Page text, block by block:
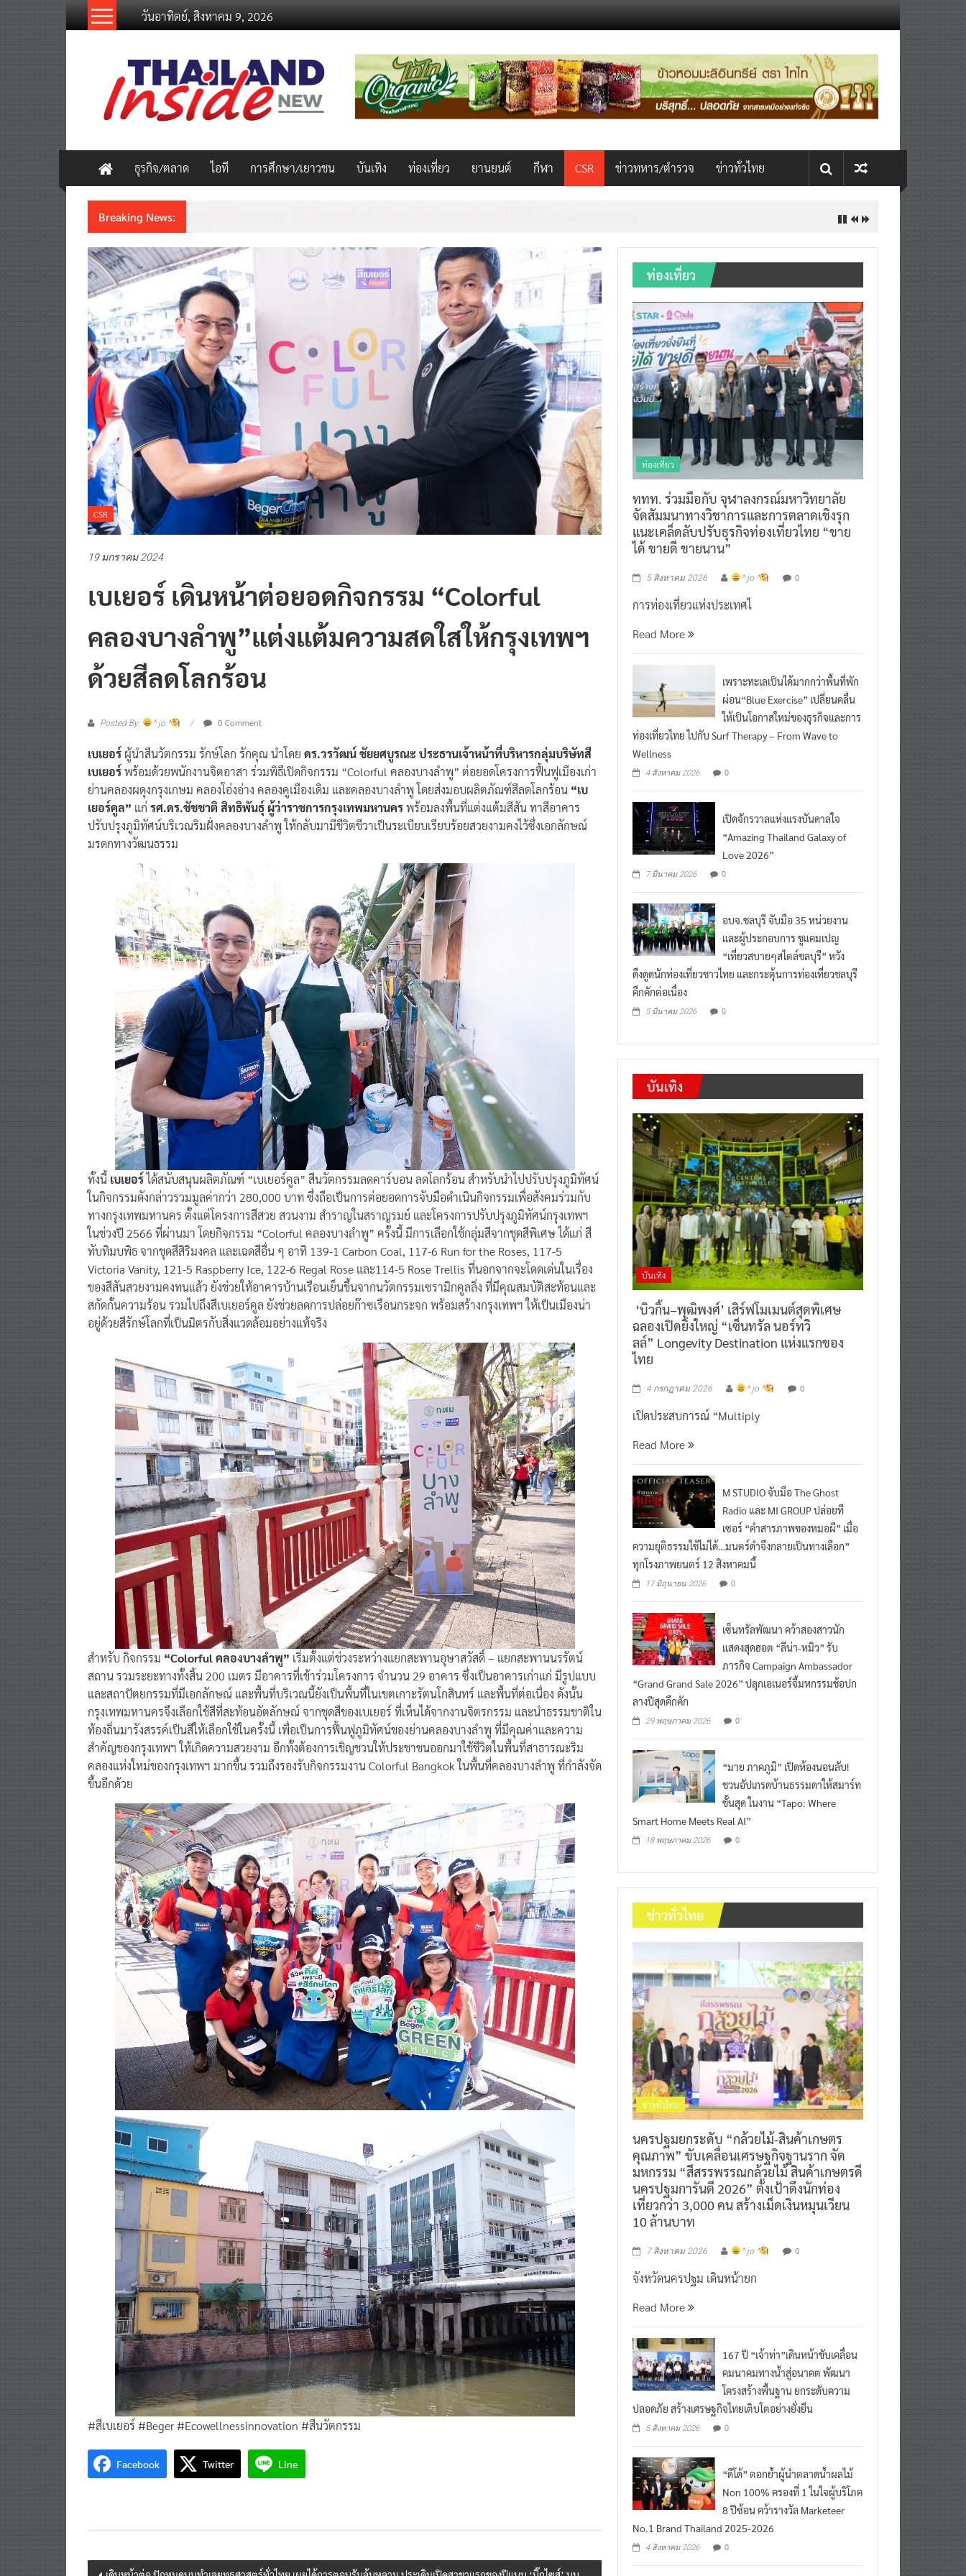
วันอาทิตย์, สิงหาคม 9, 2026
thailandinsidenew.com
Thailand
Inside
New
ธุรกิจ/ตลาด ไอที การศึกษา/เยาวชน บันเทิง ท่องเที่ยว ยานยนต์ กีฬา CSR ข่าวทหาร/ตำรวจ ข่าวทั่วไทย
Breaking News:
CSR
19 มกราคม 2024
เบเยอร์ เดินหน้าต่อยอดกิจกรรม “Colorful
คลองบางลำพู”แต่งแต้มความสดใสให้กรุงเทพฯ
ด้วยสีลดโลกร้อน
Posted By: ^ jo ^ 0 Comment
เบเยอร์ ผู้นำสีนวัตกรรม รักษ์โลก รักคุณ นำโดย ดร.วรวัฒน์ ชัยยศบูรณะ ประธานเจ้าหน้าที่บริหารกลุ่มบริษัทสี
เบเยอร์พร้อมด้วยพนักงานจิตอาสา ร่วมพิธีเปิดกิจกรรม “Colorful คลองบางลำพู” ต่อยอดโครงการฟื้นฟูเมืองเก่า
ย่านคลองผดุงกรุงเกษม คลองโอ่งอ่าง คลองคูเมืองเดิม และคลองบางลำพู โดยส่งมอบผลิตภัณฑ์สีลดโลกร้อน “เบ
เยอร์คูล” แก่ รศ.ดร.ชัชชาติ สิทธิพันธุ์ ผู้ว่าราชการกรุงเทพมหานครพร้อมลงพื้นที่แต่งแต้มสีสัน ทาสีอาคาร
ปรับปรุงภูมิทัศน์บริเวณริมฝั่งคลองบางลำพู ให้กลับมามีชีวิตชีวาเป็นระเบียบเรียบร้อยสวยงามคงไว้ซึ่งเอกลักษณ์
มรดกทางวัฒนธรรม
ทั้งนี้ เบเยอร์ได้สนับสนุนผลิตภัณฑ์ “เบเยอร์คูล” สีนวัตกรรมลดคาร์บอน ลดโลกร้อน สำหรับนำไปปรับปรุงภูมิทัศน์
ในกิจกรรมดังกล่าวรวมมูลค่ากว่า 280,000 บาท ซึ่งถือเป็นการต่อยอดการจับมือดำเนินกิจกรรมเพื่อสังคมร่วมกับ
ทางกรุงเทพมหานคร ตั้งแต่โครงการสีสวย สวนงาม สำราญในสราญรมย์ และโครงการปรับปรุงภูมิทัศน์กรุงเทพฯ
ในช่วงปี 2566 ที่ผ่านมา โดยกิจกรรม “Colorful คลองบางลำพู” ครั้งนี้ มีการเลือกใช้กลุ่มสีจากชุดสีพิเศษ ได้แก่ สี
ทับทิมบพิธ จากชุดสีสิริมงคล และเฉดสีอื่น ๆ อาทิ 139-1 Carbon Coal, 117-6 Run for the Roses, 117-5
Victoria Vanity, 121-5 Raspberry Ice, 122-6 Regal Rose และ114-5 Rose Trellis ที่นอกจากจะโดดเด่นในเรื่อง
ของสีสันสวยงามคงทนแล้ว ยังช่วยให้อาคารบ้านเรือนเย็นขึ้นจากนวัตกรรมเซรามิกคูลลิ่ง ที่มีคุณสมบัติสะท้อนและ
สกัดกั้นความร้อน รวมไปถึงสีเบเยอร์คูล ยังช่วยลดการปล่อยก๊าซเรือนกระจก พร้อมสร้างกรุงเทพฯ ให้เป็นเมืองน่า
อยู่ด้วยสีรักษ์โลกที่เป็นมิตรกับสิ่งแวดล้อมอย่างแท้จริง
สำหรับ กิจกรรม “Colorful คลองบางลำพู” เริ่มตั้งแต่ช่วงระหว่างแยกสะพานอุษาสวัสดิ์ – แยกสะพานนรรัตน์
สถาน รวมระยะทางทั้งสิ้น 200 เมตร มีอาคารที่เข้าร่วมโครงการ จำนวน 29 อาคาร ซึ่งเป็นอาคารเก่าแก่ มีรูปแบบ
และสถาปัตยกรรมที่มีเอกลักษณ์ และพื้นที่บริเวณนี้ยังเป็นพื้นที่ในเขตเกาะรัตนโกสินทร์ และพื้นที่ต่อเนื่อง ดังนั้น
กรุงเทพมหานครจึงเลือกใช้สีที่สะท้อนอัตลักษณ์ จากชุดสีของเบเยอร์ ที่เห็นได้จากงานจิตรกรรม และนำธรรมชาติใน
ท้องถิ่นมารังสรรค์เป็นสีให้เลือกใช้ในครั้งนี้ เพื่อเป็นการฟื้นฟูภูมิทัศน์ของย่านคลองบางลำพู ที่มีคุณค่าและความ
สำคัญของกรุงเทพฯ ให้เกิดความสวยงาม อีกทั้งต้องการเชิญชวนให้ประชาชนออกมาใช้ชีวิตในพื้นที่สาธารณะริม
คลองแห่งใหม่ของกรุงเทพฯ มากขึ้น รวมถึงรองรับกิจกรรมงาน Colorful Bangkok ในพื้นที่คลองบางลำพู ที่กำลังจัด
ขึ้นอีกด้วย
#สีเบเยอร์ #Beger #Ecowellnessinnovation #สีนวัตกรรม
Facebook Twitter Line
ท่องเที่ยว
ท่องเที่ยว
ททท. ร่วมมือกับ จุฬาลงกรณ์มหาวิทยาลัย
จัดสัมมนาทางวิชาการและการตลาดเชิงรุก
แนะเคล็ดลับปรับธุรกิจท่องเที่ยวไทย “ขาย
ได้ ขายดี ขายนาน”
5 สิงหาคม 2026 ^ jo ^ 0
การท่องเที่ยวแห่งประเทศไ
Read More
เพราะทะเลเป็นได้มากกว่าพื้นที่พัก
ผ่อน“Blue Exercise” เปลี่ยนคลื่น
ให้เป็นโอกาสใหม่ของธุรกิจและการ
ท่องเที่ยวไทย ไปกับ Surf Therapy – From Wave to
Wellness
4 สิงหาคม 2026 0
เปิดจักรวาลแห่งแรงบันดาลใจ
“Amazing Thailand Galaxy of
Love 2026”
7 มีนาคม 2026 0
อบจ.ชลบุรี จับมือ 35 หน่วยงาน
และผู้ประกอบการ ชูแคมเปญ
“เที่ยวสบายๆสไตล์ชลบุรี” หวัง
ดึงดูดนักท่องเที่ยวชาวไทย และกระตุ้นการท่องเที่ยวชลบุรี
คึกคักต่อเนื่อง
5 มีนาคม 2026 0
บันเทิง
บันเทิง
‘บิวกิ้น–พุฒิพงศ์’ เสิร์ฟโมเมนต์สุดพิเศษ
ฉลองเปิดยิ่งใหญ่ “เซ็นทรัล นอร์ทวิ
ลล์” Longevity Destination แห่งแรกของ
ไทย
4 กรกฎาคม 2026 ^ jo ^ 0
เปิดประสบการณ์ “Multiply
Read More
M STUDIO จับมือ The Ghost
Radio และ MI GROUP ปล่อยที
เซอร์ “คำสารภาพของหมอผี” เมื่อ
ความยุติธรรมใช้ไม่ได้…มนตร์ดำจึงกลายเป็นทางเลือก”
ทุกโรงภาพยนตร์ 12 สิงหาคมนี้
17 มิถุนายน 2026 0
เซ็นทรัลพัฒนา คว้าสองสาวนัก
แสดงสุดฮอต “ลีน่า-หมิว” รับ
ภารกิจ Campaign Ambassador
“Grand Grand Sale 2026” ปลุกเอเนอร์จี้มหกรรมช้อปก
ลางปีสุดคึกคัก
29 พฤษภาคม 2026 0
“มาย ภาคภูมิ” เปิดห้องนอนลับ!
ชวนอัปเกรดบ้านธรรมดาให้สมาร์ท
ขั้นสุด ในงาน “Tapo: Where
Smart Home Meets Real AI”
18 พฤษภาคม 2026 0
ข่าวทั่วไทย
ข่าวทั่วไทย
นครปฐมยกระดับ “กล้วยไม้-สินค้าเกษตร
คุณภาพ” ขับเคลื่อนเศรษฐกิจฐานราก จัด
มหกรรม “สีสรรพรรณกล้วยไม้ สินค้าเกษตรดี
นครปฐมการันตี 2026” ตั้งเป้าดึงนักท่อง
เที่ยวกว่า 3,000 คน สร้างเม็ดเงินหมุนเวียน
10 ล้านบาท
7 สิงหาคม 2026 ^ jo ^ 0
จังหวัดนครปฐม เดินหน้ายก
Read More
167 ปี “เจ้าท่า”เดินหน้าขับเคลื่อน
คมนาคมทางน้ำสู่อนาคต พัฒนา
โครงสร้างพื้นฐาน ยกระดับความ
ปลอดภัย สร้างเศรษฐกิจไทยเติบโตอย่างยั่งยืน
5 สิงหาคม 2026 0
“ดีโด้” ตอกย้ำผู้นำตลาดน้ำผลไม้
Non 100% ครองที่ 1 ในใจผู้บริโภค
8 ปีซ้อน คว้ารางวัล Marketeer
No.1 Brand Thailand 2025-2026
4 สิงหาคม 2026 0